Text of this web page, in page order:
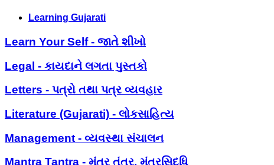
Learning Gujarati
Learn Your Self - જાતે શીખો
Legal - કાયદાને લગતા પુસ્તકો
Letters - પત્રો તથા પત્ર વ્યવહાર
Literature (Gujarati) - લોકસાહિત્ય
Management - વ્યવસ્થા સંચાલન
Mantra Tantra - મંત્ર તંત્ર, મંત્રસિદ્ધિ